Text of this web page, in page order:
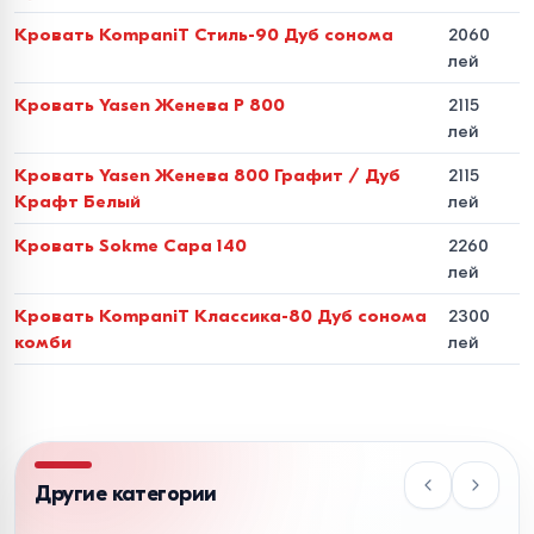
используются мебельный велюр, шенилл и рогожка с
показателем износостойкости от 35 000 до 50 000
циклов по тесту Мартиндейла (эффект
«Антикоготь»). Модели из экокожи обеспечивают
абсолютную гипоаллергенность и очищаются
простой влажной салфеткой.
Стандарты размеров и
нормы эргономики для
спальни
должны соответствовать площади помещения:
Кровать KompaniT Стиль-90 Дуб сонома
2060
лей
Кровать Yasen Женева P 800
2115
лей
Кровать Yasen Женева 800 Графит / Дуб
Крафт Белый
2115
лей
Кровать Sokme Сара 140
2260
лей
Кровать KompaniT Классика-80 Дуб сонома
комби
2300
лей
Другие категории